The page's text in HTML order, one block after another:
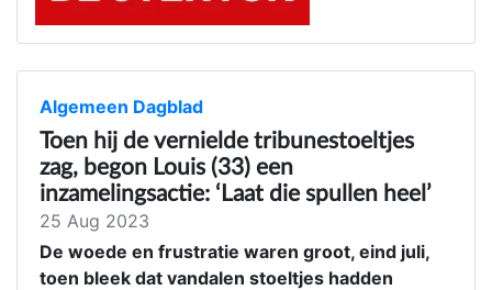
Algemeen Dagblad
Toen hij de vernielde tribunestoeltjes
zag, begon Louis (33) een
inzamelingsactie: ‘Laat die spullen heel’
25 Aug 2023
De woede en frustratie waren groot, eind juli,
toen bleek dat vandalen stoeltjes hadden